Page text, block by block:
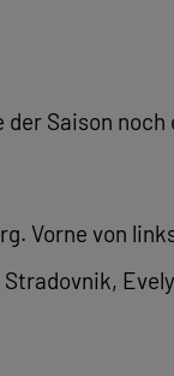
Saison noch
Vorne von